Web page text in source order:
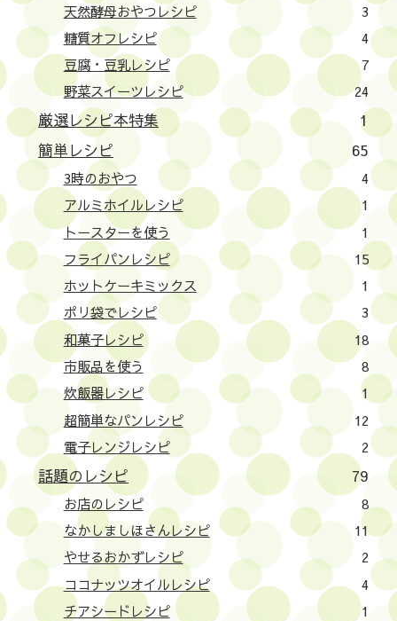
天然酵母おやつレシピ
3
糖質オフレシピ
4
豆腐・豆乳レシピ
7
野菜スイーツレシピ
24
厳選レシピ本特集
1
簡単レシピ
65
3時のおやつ
4
アルミホイルレシピ
1
トースターを使う
1
フライパンレシピ
15
ホットケーキミックス
1
ポリ袋でレシピ
3
和菓子レシピ
18
市販品を使う
8
炊飯器レシピ
1
超簡単なパンレシピ
12
電子レンジレシピ
2
話題のレシピ 79
お店のレシピ
8
なかしましほさんレシピ
11
やせるおかずレシピ
2
ココナッツオイルレシピ
4
チアシードレシピ
1